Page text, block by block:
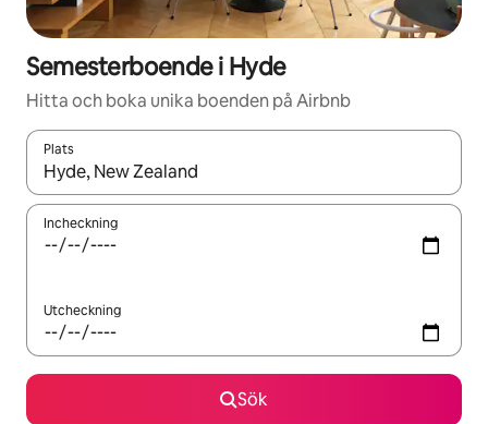
Semesterboende i Hyde
Hitta och boka unika boenden på Airbnb
Plats
När resultaten är tillgängliga kan du navigera med upp- och
Incheckning
Utcheckning
Sök